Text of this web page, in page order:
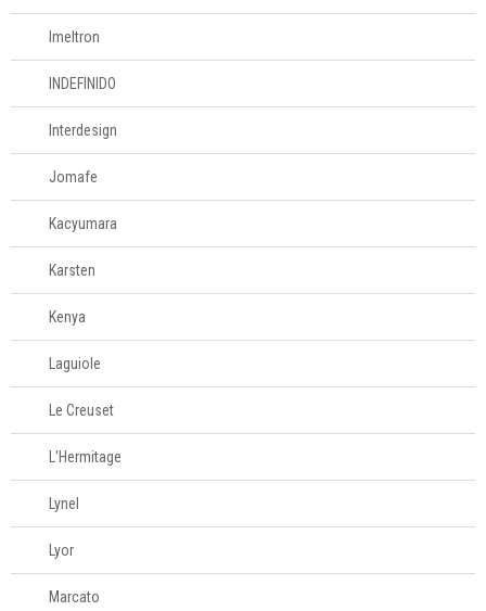
Imeltron
INDEFINIDO
Interdesign
Jomafe
Kacyumara
Karsten
Kenya
Laguiole
Le Creuset
L'Hermitage
Lynel
Lyor
Marcato